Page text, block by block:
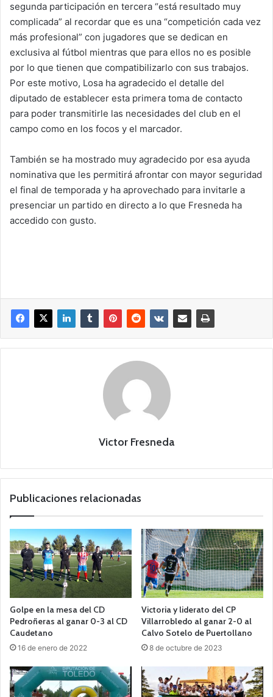
segunda participación en tercera “está resultado muy
complicada” al recordar que es una “competición cada vez
más profesional” con jugadores que se dedican en
exclusiva al fútbol mientras que para ellos no es posible
por lo que tienen que compatibilizarlo con sus trabajos.
Por este motivo, Losa ha agradecido el detalle del
diputado de establecer esta primera toma de contacto
para poder transmitirle las necesidades del club en el
campo como en los focos y el marcador.
También se ha mostrado muy agradecido por esa ayuda
nominativa que les permitirá afrontar con mayor seguridad
el final de temporada y ha aprovechado para invitarle a
presenciar un partido en directo a lo que Fresneda ha
accedido con gusto.
Victor Fresneda
Publicaciones relacionadas
Golpe en la mesa del CD
Pedroñeras al ganar 0-3 al CD
Caudetano
16 de enero de 2022
Victoria y liderato del CP
Villarrobledo al ganar 2-0 al
Calvo Sotelo de Puertollano
8 de octubre de 2023